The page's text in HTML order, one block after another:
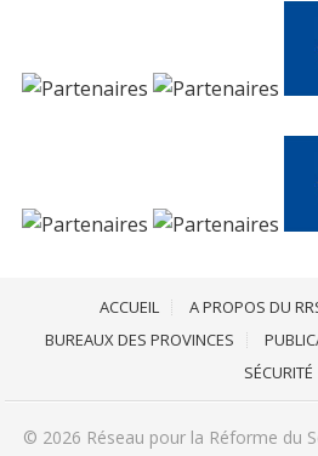
ACCUEIL A PROPOS DU
BUREAUX DES PROVINCES
SÉCURITÉ
© 2026 Réseau pour la Réforme du